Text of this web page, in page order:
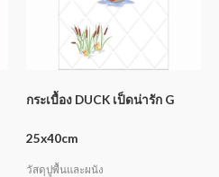
กระเบื้อง DUCK เป็ดน่ารัก G
25x40cm
วัสดุปูพื้นและผนัง